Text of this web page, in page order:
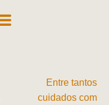
Entre tantos
cuidados com